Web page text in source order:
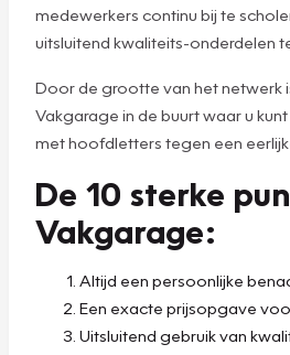
medewerkers continu bij te
uitsluitend kwaliteits-onderdelen
Door de grootte van het netwerk
Vakgarage in de buurt waar u kunt
met hoofdletters tegen een
De 10 sterke
Vakgarage:
Altijd een persoonlijke
Een exacte prijsopgave
Uitsluitend gebruik van